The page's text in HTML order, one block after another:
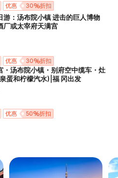
30 折扣
优惠
游：汤布院小镇 进击的巨人博物
厂或太宰府天满宫
30 折扣
优惠
・汤布院小镇・别府空中缆车・灶
蛋和柠檬汽水)|福 冈出发
50 折扣
优惠